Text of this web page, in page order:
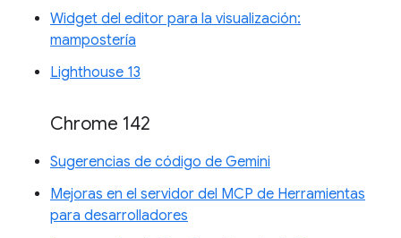
Widget del editor para la visualización:
mampostería
Lighthouse 13
Chrome 142
Sugerencias de código de Gemini
Mejoras en el servidor del MCP de Herramientas
para desarrolladores